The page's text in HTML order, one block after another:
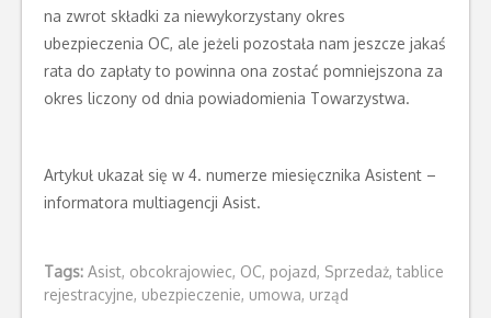
na zwrot składki za niewykorzystany okres
ubezpieczenia OC, ale jeżeli pozostała nam jeszcze jakaś
rata do zapłaty to powinna ona zostać pomniejszona za
okres liczony od dnia powiadomienia Towarzystwa.
Artykuł ukazał się w 4. numerze miesięcznika Asistent –
informatora multiagencji Asist.
Tags: Asist, obcokrajowiec, OC, pojazd, Sprzedaż,tablice
rejestracyjne, ubezpieczenie, umowa, urząd